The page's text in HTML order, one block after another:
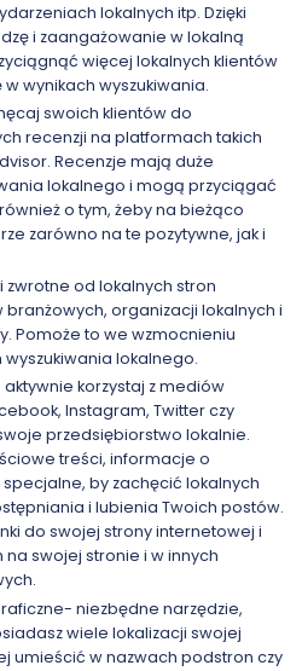
lokalnych itp. Dzięki
i zaangażowanie w lokalną
więcej lokalnych klientów
wynikach wyszukiwania.
swoich klientów do
recenzji na platformach takich
Recenzje mają duże
lokalnego i mogą przyciągać
o tym, żeby na bieżąco
zarówno na te pozytywne, jak i
zwrotne od lokalnych stron
organizacji lokalnych i
Pomoże to we wzmocnieniu
lokalnego.
korzystaj z mediów
Instagram, Twitter czy
przedsiębiorstwo lokalnie.
treści, informacje o
by zachęcić lokalnych
i lubienia Twoich postów.
do swojej strony internetowej i
swojej stronie i w innych
niezbędne narzędzie,
wiele lokalizacji swojej
umieścić w nazwach podstron czy